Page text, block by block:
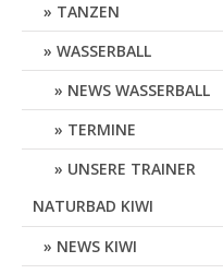
TANZEN
WASSERBALL
NEWS WASSERBALL
TERMINE
UNSERE TRAINER
NATURBAD KIWI
NEWS KIWI